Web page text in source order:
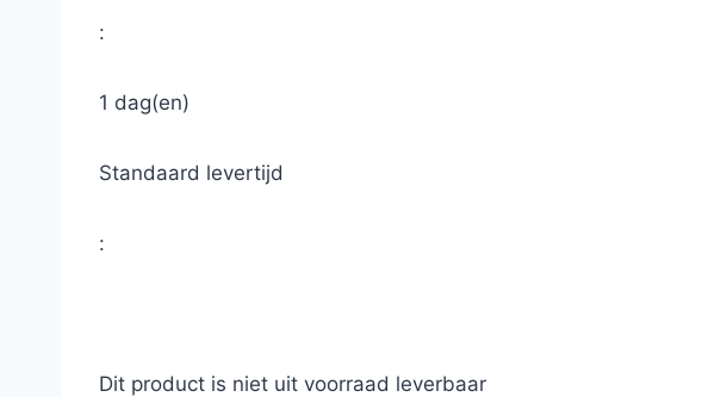
:
1 dag(en)
Standaard levertijd
:
Dit product is niet uit voorraad leverbaar